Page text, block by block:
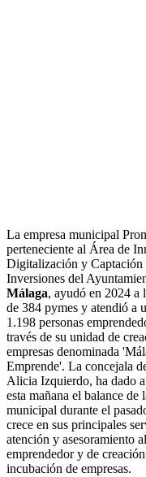
La empresa municipal
perteneciente al Área de
Digitalización y Captación
Inversiones del
Málaga, ayudó en 2024 a
de 384 pymes y atendió a
1.198 personas
través de su unidad de
empresas denominada
Emprende'. La concejala
Alicia Izquierdo, ha dado
esta mañana el balance de
municipal durante el
crece en sus principales
atención y asesoramiento al
emprendedor y de
incubación de empresas.